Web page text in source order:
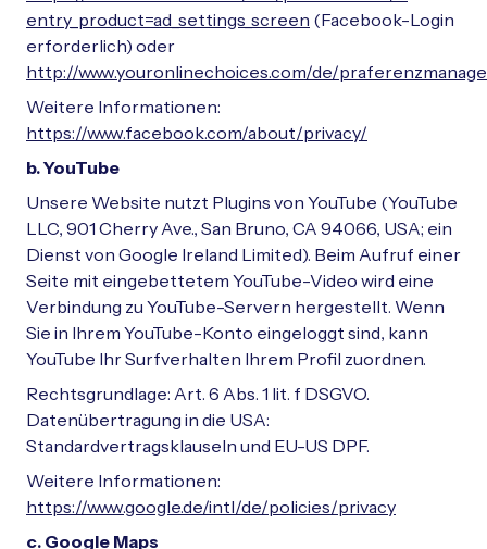
entry_product=ad_settings_screen (Facebook-Login
erforderlich) oder
http://www.youronlinechoices.com/de/
Weitere Informationen:
https://www.facebook.com/about/privacy/
b. YouTube
Unsere Website nutzt Plugins von YouTube (YouTube
LLC, 901 Cherry Ave., San Bruno, CA 94066, USA; ein
Dienst von Google Ireland Limited). Beim Aufruf einer
Seite mit eingebettetem YouTube-Video wird eine
Verbindung zu YouTube-Servern hergestellt. Wenn
Sie in Ihrem YouTube-Konto eingeloggt sind, kann
YouTube Ihr Surfverhalten Ihrem Profil zuordnen.
Rechtsgrundlage: Art. 6 Abs. 1 lit. f DSGVO.
Datenübertragung in die USA:
Standardvertragsklauseln und EU-US DPF.
Weitere Informationen:
https://www.google.de/intl/de/policies/privacy
c. Google Maps